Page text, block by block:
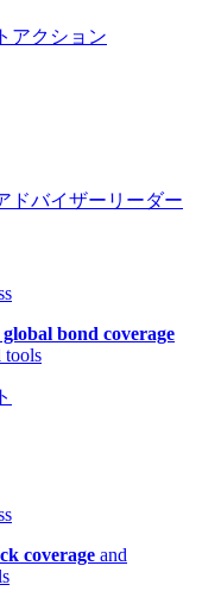
アクション
ドバイザーリーダー
bond coverage
tools
coverage and